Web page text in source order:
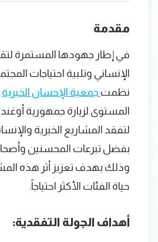
مقدمة
في إطار جهودها المستمرة
الإنساني وتلبية احتياجات
نظمت جمعية الإحسان الخيرية
المستوى لزيارة جمهورية
لتفقد المشاريع الخيرية
بفضل تبرعات المحسنين وأصحاب
وذلك بهدف تعزيز أثر هذه
حياة الفئات الأكثر احتياجاً.
أهداف الجولة التفقدية: